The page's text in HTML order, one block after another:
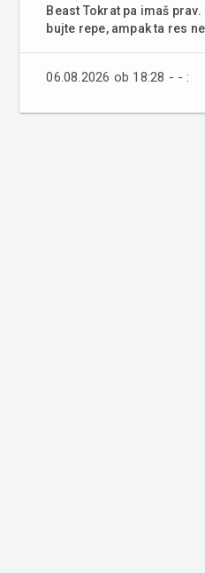
Beast Tokrat pa imaš
bujte repe, ampak ta res
06.08.2026 ob 18:28 - - :